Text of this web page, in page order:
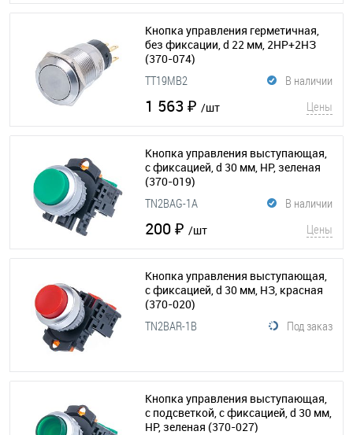
Кнопка управления герметичная,
без фиксации, d 22 мм, 2НР+2НЗ
(370-074)
В наличии
TT19MB2
1 563 ₽ /шт Цены
Кнопка управления выступающая,
с фиксацией, d 30 мм, НР, зеленая
(370-019)
В наличии
TN2BAG-1A
200 ₽ /шт Цены
Кнопка управления выступающая,
с фиксацией, d 30 мм, НЗ, красная
(370-020)
Под заказ
TN2BAR-1B
Кнопка управления выступающая,
с подсветкой, с фиксацией, d 30 мм,
НР, зеленая (370-027)